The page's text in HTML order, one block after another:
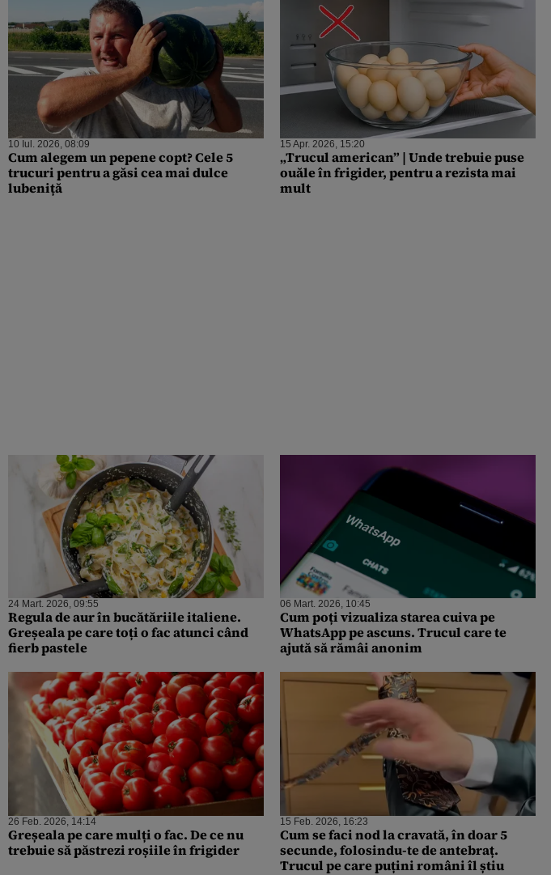
10 Iul. 2026, 08:09
Cum alegem un pepene copt? Cele 5
trucuri pentru a găsi cea mai dulce
lubeniță
15 Apr. 2026, 15:20
„Trucul american” | Unde trebuie puse
ouăle în frigider, pentru a rezista mai
mult
24 Mart. 2026, 09:55
Regula de aur în bucătăriile italiene.
Greșeala pe care toți o fac atunci când
fierb pastele
06 Mart. 2026, 10:45
Cum poți vizualiza starea cuiva pe
WhatsApp pe ascuns. Trucul care te
ajută să rămâi anonim
26 Feb. 2026, 14:14
Greșeala pe care mulți o fac. De ce nu
trebuie să păstrezi roșiile în frigider
15 Feb. 2026, 16:23
Cum se faci nod la cravată, în doar 5
secunde, folosindu-te de antebraț.
Trucul pe care puțini români îl știu